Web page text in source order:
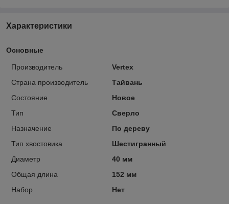
Характеристики
Основные
Производитель
Vertex
Страна производитель
Тайвань
Состояние
Новое
Тип
Сверло
Назначение
По дереву
Тип хвостовика
Шестигранный
Диаметр
40 мм
Общая длина
152 мм
Набор
Нет